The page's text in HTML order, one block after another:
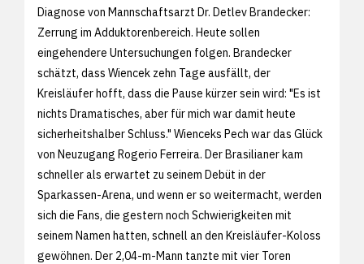
Diagnose von Mannschaftsarzt Dr. Detlev Brandecker:
Zerrung im Adduktorenbereich. Heute sollen
eingehendere Untersuchungen folgen. Brandecker
schätzt, dass Wiencek zehn Tage ausfällt, der
Kreisläufer hofft, dass die Pause kürzer sein wird: "Es ist
nichts Dramatisches, aber für mich war damit heute
sicherheitshalber Schluss." Wienceks Pech war das Glück
von Neuzugang Rogerio Ferreira. Der Brasilianer kam
schneller als erwartet zu seinem Debüt in der
Sparkassen-Arena, und wenn er so weitermacht, werden
sich die Fans, die gestern noch Schwierigkeiten mit
seinem Namen hatten, schnell an den Kreisläufer-Koloss
gewöhnen. Der 2,04-m-Mann tanzte mit vier Toren